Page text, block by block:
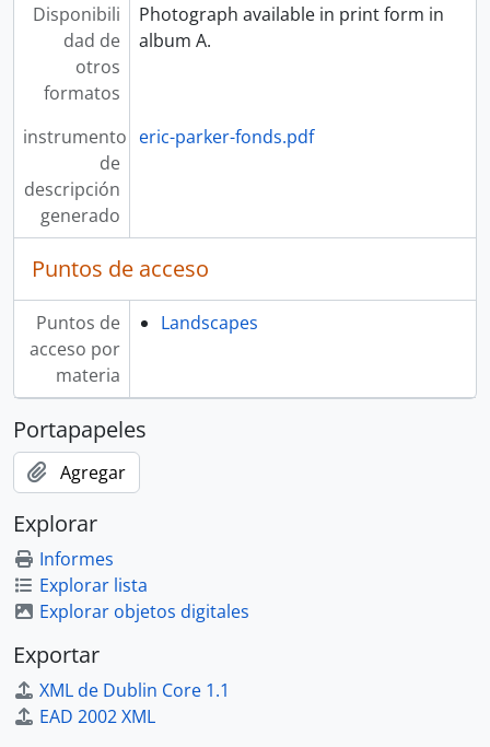
Disponibili
dad de
otros
formatos
Photograph available in print form in
album A.
instrumento
de
descripción
generado
eric-parker-fonds.pdf
Puntos de acceso
Puntos de
acceso por
materia
Landscapes
Portapapeles
Agregar
Explorar
Informes
Explorar lista
Explorar objetos digitales
Exportar
XML de Dublin Core 1.1
EAD 2002 XML